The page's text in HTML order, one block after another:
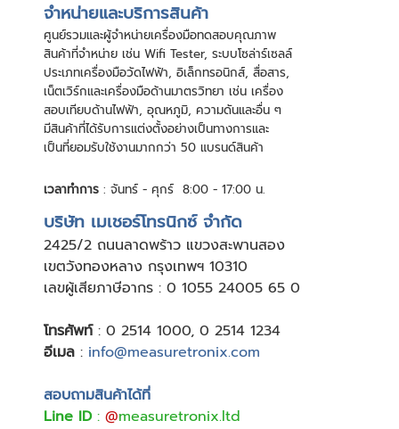
จําหน่ายและบริการสินค้า
ศูนย์รวมและผู้จําหน่ายเครื่องมือทดสอบคุณภาพ
สินค้าที่จําหน่าย เช่น Wifi Tester, ระบบโซล่าร์เซลล์
ประเภทเครื่องมือวัดไฟฟ้า, อิเล็กทรอนิกส์, สื่อสาร,
เน็ตเวิร์กและเครื่องมือด้านมาตรวิทยา เช่น เครื่อง
สอบเทียบด้านไฟฟ้า, อุณหภูมิ, ความดันและอื่น ๆ
มีสินค้าที่ได้รับการแต่งตั้งอย่างเป็นทางการและ
เป็นที่ยอมรับใช้งานมากกว่า 50 แบรนด์สินค้า
เวลาทำการ : จันทร์ - ศุกร์ 8:00 - 17:00 น.
บริษัท เมเชอร์โทรนิกซ์ จำกัด
2425/2 ถนนลาดพร้าว แขวงสะพานสอง
เขตวังทองหลาง กรุงเทพฯ 10310
เลขผู้เสียภาษีอากร : 0 1055 24005 65 0
โทรศัพท์: 0 2514 1000, 0 2514 1234
อีเมล : info@measuretronix.com
สอบถามสินค้าได้ที่
Line ID: @measuretronix.ltd